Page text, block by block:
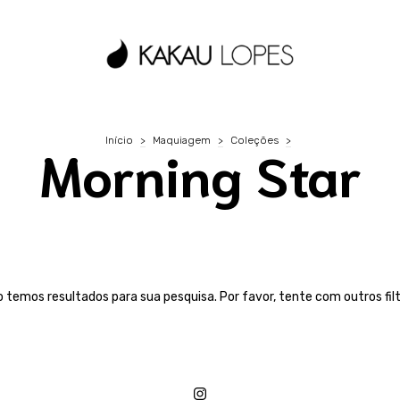
Início > Maquiagem > Coleções >
Morning Star
temos resultados para sua pesquisa. Por favor, tente com outros